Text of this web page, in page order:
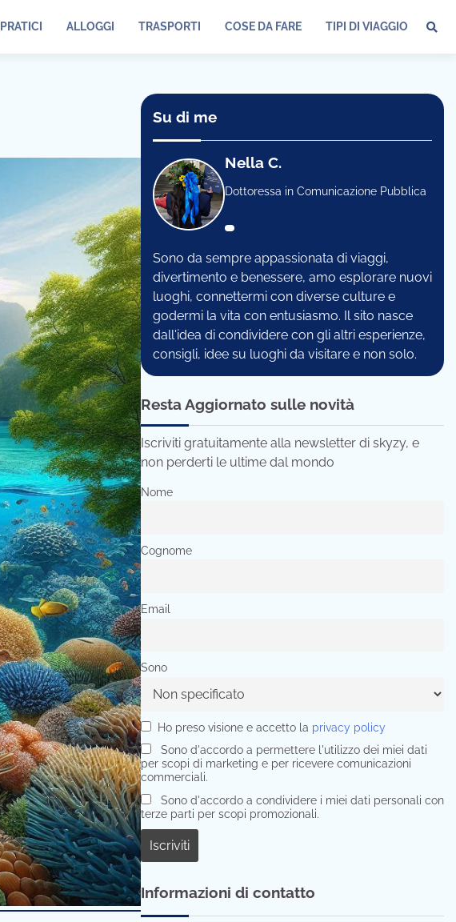
ALLOGGI TRASPORTI COSE DA FARE TIPI DI VIAGGIO
Su di me
Nella C.
Dottoressa in Comunicazione Pubblica
Sono da sempre appassionata di viaggi,
divertimento e benessere, amo esplorare nuovi
luoghi, connettermi con diverse culture e
godermi la vita con entusiasmo. Il sito nasce
dall'idea di condividere con gli altri esperienze,
consigli, idee su luoghi da visitare e non solo.
Resta Aggiornato sulle novità
Iscriviti gratuitamente alla newsletter di skyzy, e
non perderti le ultime dal mondo
Nome
Cognome
Email
Sono
Ho preso visione e accetto la privacy policy
Sono d'accordo a permettere l'utilizzo dei miei dati
per scopi di marketing e per ricevere comunicazioni
commerciali.
Sono d'accordo a condividere i miei dati personali con
terze parti per scopi promozionali.
Informazioni di contatto